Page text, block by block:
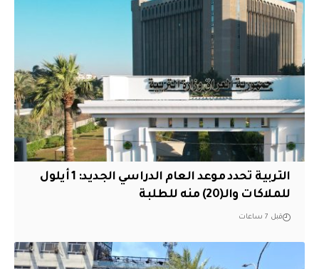
التربية تحدد موعد العام الدراسي الجديد: 1 أيلول
للملاكات والـ(20) منه للطلبة
قبل 7 ساعات